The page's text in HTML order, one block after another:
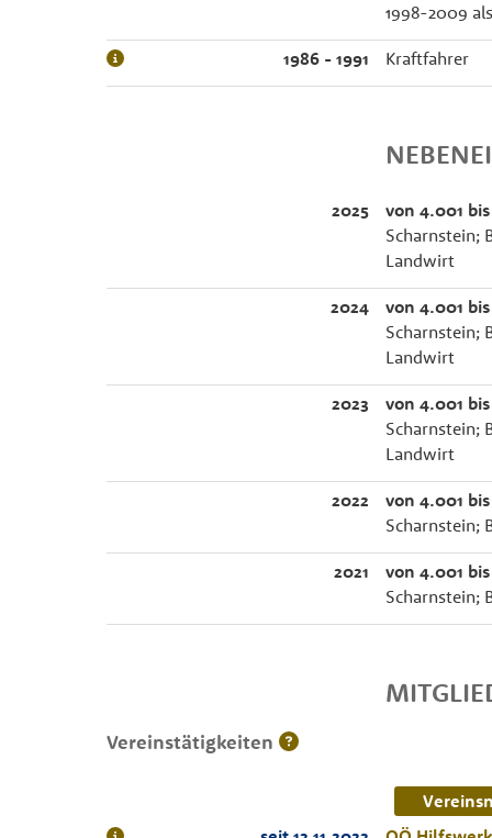
1998-2009
1986 - 1991 Kraftfahrer
2025 von 4.001
Scharnstein;
Landwirt
2024 von 4.001
Scharnstein;
Landwirt
2023 von 4.001
Scharnstein;
Landwirt
2022 von 4.001
Scharnstein;
2021 von 4.001
Scharnstein;
Vereinstätigkeiten